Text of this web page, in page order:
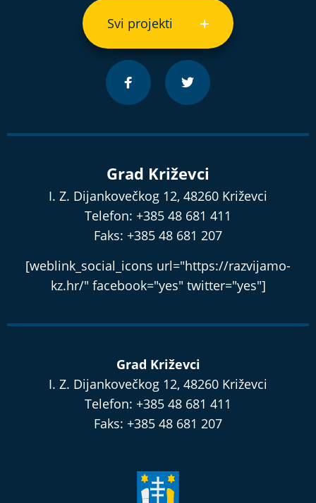
Svi projekti
Grad Križevci
I. Z. Dijankovečkog 12, 48260 Križevci
Telefon: +385 48 681 411
Faks: +385 48 681 207
[weblink_social_icons url="https://razvijamo-
kz.hr/" facebook="yes" twitter="yes"]
Grad Križevci
I. Z. Dijankovečkog 12, 48260 Križevci
Telefon: +385 48 681 411
Faks: +385 48 681 207